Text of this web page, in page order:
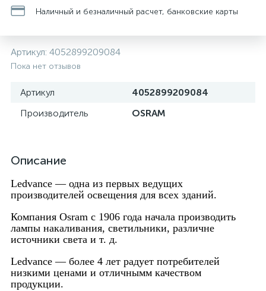
Наличный и безналичный расчет, банковские карты
Артикул: 4052899209084
Пока нет отзывов
Артикул
4052899209084
Производитель
OSRAM
Описание
Ledvance — одна из первых ведущих
производителей освещения для всех зданий.
Компания Osram с 1906 года начала производить
лампы накаливания, светильники, различне
источники света и т. д.
Ledvance —более 4 лет радует потребителей
низкими ценами и отличнымм качеством
продукции.